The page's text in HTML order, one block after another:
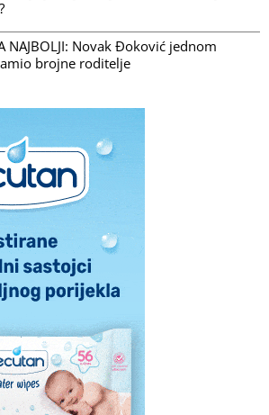
NAJBOLJI: Novak Đoković jednom
brojne roditelje